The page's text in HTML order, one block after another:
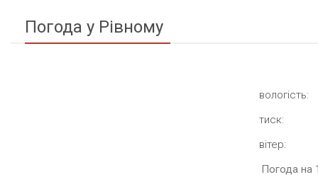
Погода у Рівному
вологість:
тиск:
вітер:
Погода на